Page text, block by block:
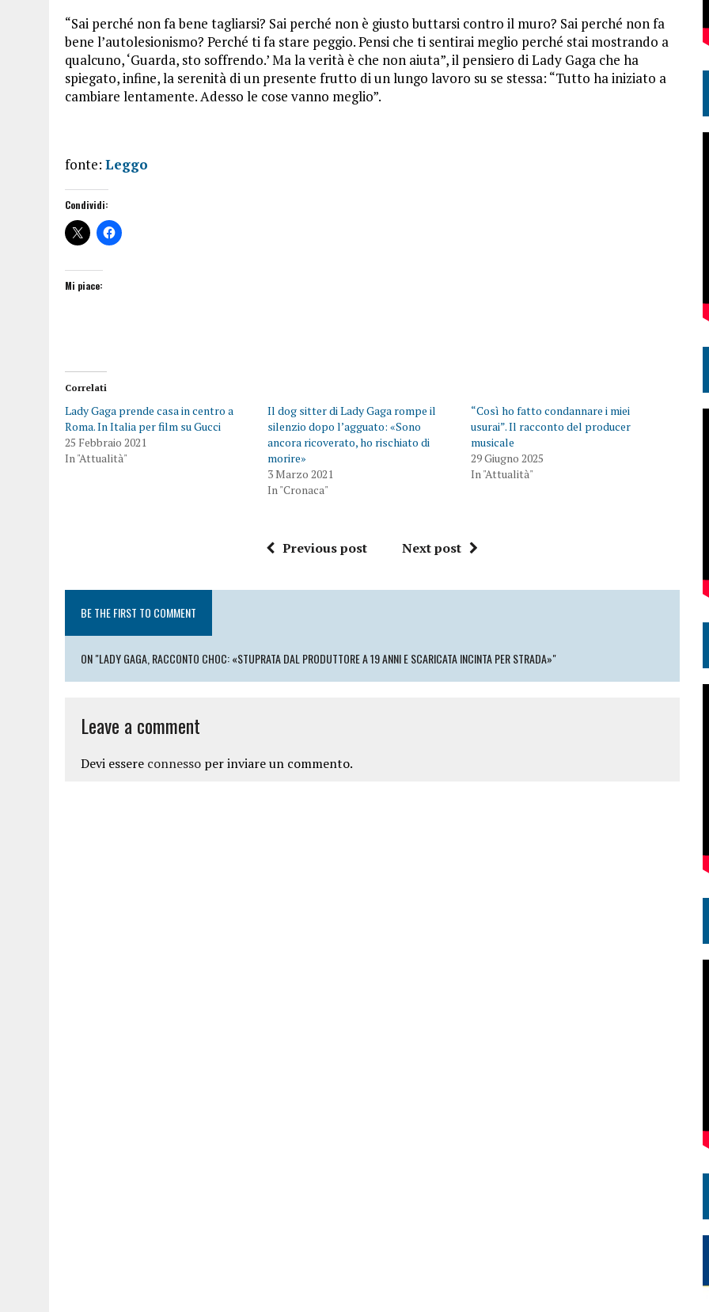
“Sai perché non fa bene tagliarsi? Sai perché non è giusto buttarsi contro il muro? Sai perché non fa
bene l’autolesionismo? Perché ti fa stare peggio. Pensi che ti sentirai meglio perché stai mostrando a
qualcuno, ‘Guarda, sto soffrendo.’ Ma la verità è che non aiuta”, il pensiero di Lady Gaga che ha
spiegato, infine, la serenità di un presente frutto di un lungo lavoro su se stessa: “Tutto ha iniziato a
cambiare lentamente. Adesso le cose vanno meglio”.
fonte: Leggo
Condividi:
Mi piace:
Correlati
Lady Gaga prende casa in centro a
Roma. In Italia per film su Gucci
25 Febbraio 2021
In "Attualità"
Il dog sitter di Lady Gaga rompe il
silenzio dopo l’agguato: «Sono
ancora ricoverato, ho rischiato di
morire»
3 Marzo 2021
In "Cronaca"
“Così ho fatto condannare i miei
usurai”. Il racconto del producer
musicale
29 Giugno 2025
In "Attualità"
Previous post Next post
BE THE FIRST TO COMMENT
ON "LADY GAGA, RACCONTO CHOC: «STUPRATA DAL PRODUTTORE A 19 ANNI E SCARICATA INCINTA PER STRADA»"
Leave a comment
Devi essere connesso per inviare un commento.